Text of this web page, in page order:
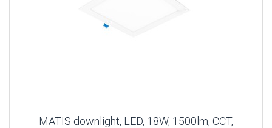
MATIS downlight, LED, 18W, 1500lm, CCT,